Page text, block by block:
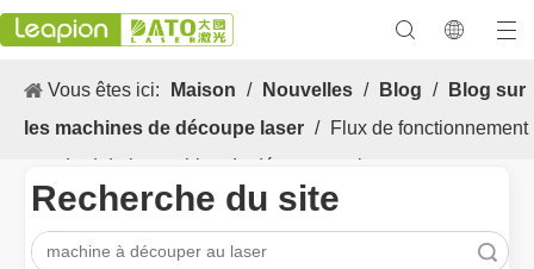
Vous êtes ici: Maison / Nouvelles / Blog /
Blog sur
les machines de découpe laser / Flux de fonctionnement
standard de la machine de découpe au laser
Recherche du site